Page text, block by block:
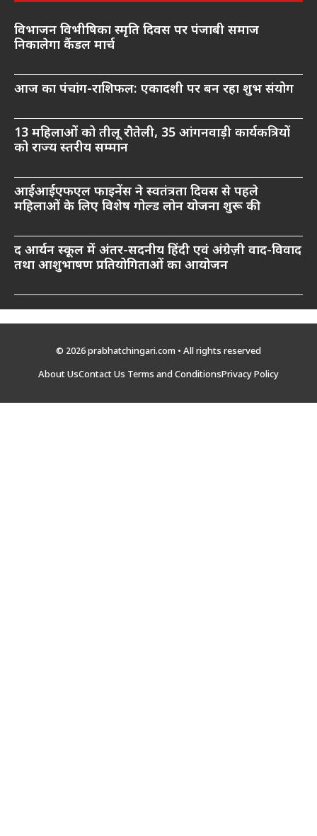
विभाजन विभीषिका स्मृति दिवस पर पंजाबी समाज
निकालेगा कैंडल मार्च
आज का पंचांग-राशिफल: एकादशी पर बन रहा शुभ संयोग
13 महिलाओं को तीलू रौतेली, 35 आंगनवाड़ी कार्यकत्रियों
को राज्य स्तरीय सम्मान
आईआईएफएल फाइनेंस ने स्वतंत्रता दिवस से पहले
महिलाओं के लिए विशेष गोल्ड लोन योजना शुरू की
द आर्यन स्कूल में अंतर-सदनीय हिंदी एवं अंग्रेज़ी वाद-विवाद
तथा आशुभाषण प्रतियोगिताओं का आयोजन
© 2026 prabhatchingari.com • All rights reserved
About UsContact Us Terms and ConditionsPrivacy Policy